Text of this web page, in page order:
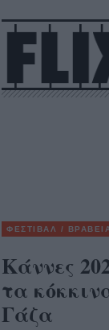
ΦΕΣΤΙΒΑΛ /
Κάννες
τα
Γάζα